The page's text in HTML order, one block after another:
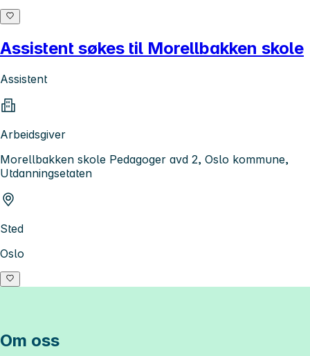
Assistent søkes til Morellbakken skole
Assistent
Arbeidsgiver
Morellbakken skole Pedagoger avd 2, Oslo kommune,
Utdanningsetaten
Sted
Oslo
Om oss